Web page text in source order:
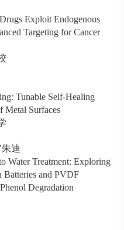
Exploit Endogenous
Targeting for Cancer
Tunable Self-Healing
Metal Surfaces
迪
Water Treatment: Exploring
Batteries and PVDF
Degradation